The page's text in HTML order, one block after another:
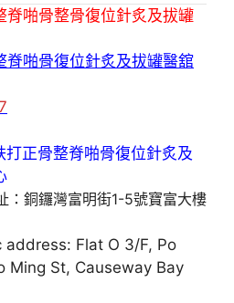
脊啪骨整骨復位針炙及拔罐
脊啪骨復位針炙及拔罐醫舘
：銅鑼灣富明街1-5號寶富大樓
address: Flat O 3/F, Po
Ming St, Causeway Bay